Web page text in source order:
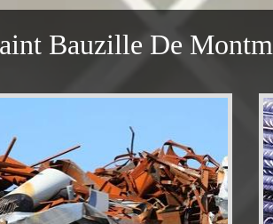
Bauzille De